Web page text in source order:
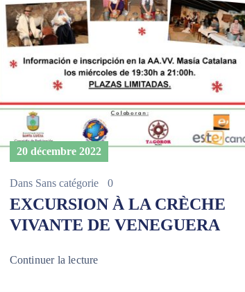
20 décembre 2022
Dans Sans catégorie 0
EXCURSION À LA CRÈCHE
VIVANTE DE VENEGUERA
Continuer la lecture